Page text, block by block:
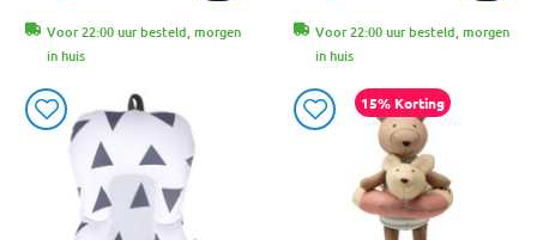
Voor 22:00 uur besteld, morgen
in huis
Voor 22:00 uur besteld, morgen
in huis
15% Korting